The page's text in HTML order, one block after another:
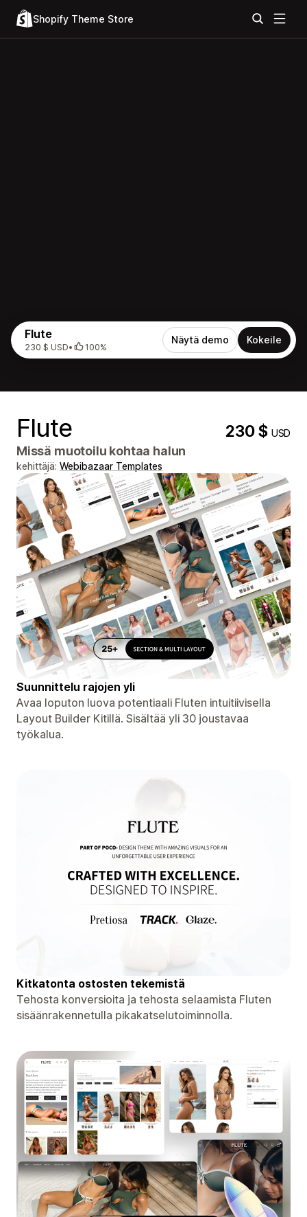
Shopify Theme Store
Flute
230 $ USD• 100%
Näytä demo Kokeile
Flute 230 $USD
Missä muotoilu kohtaa halun
kehittäjä: Webibazaar Templates
Suunnittelu rajojen yli
Avaa loputon luova potentiaali Fluten intuitiivisella
Layout Builder Kitillä. Sisältää yli 30 joustavaa
työkalua.
Kitkatonta ostosten tekemistä
Tehosta konversioita ja tehosta selaamista Fluten
sisäänrakennetulla pikakatselutoiminnolla.